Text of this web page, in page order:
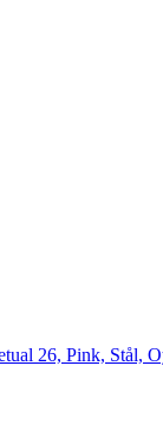
26, Pink, Stål,